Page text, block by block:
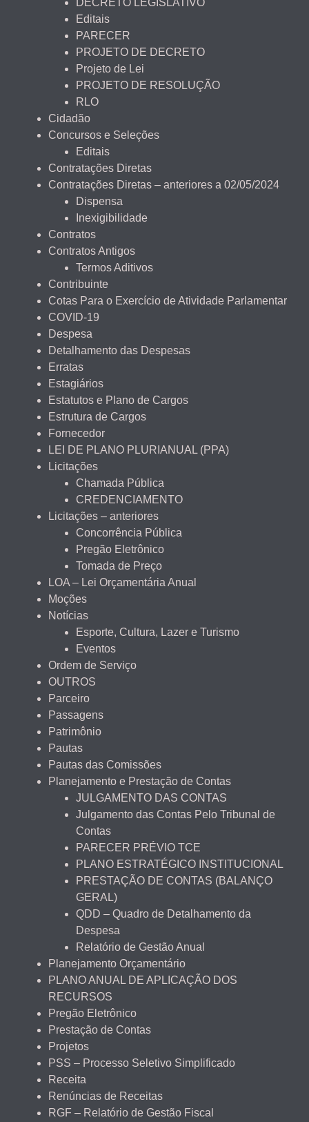
Editais
PARECER
PROJETO DE DECRETO
Projeto de Lei
PROJETO DE RESOLUÇÃO
RLO
Cidadão
Concursos e Seleções
Editais
Contratações Diretas
Contratações Diretas – anteriores a 02/05/2024
Dispensa
Inexigibilidade
Contratos
Contratos Antigos
Termos Aditivos
Contribuinte
Cotas Para o Exercício de Atividade Parlamentar
COVID-19
Despesa
Detalhamento das Despesas
Erratas
Estagiários
Estatutos e Plano de Cargos
Estrutura de Cargos
Fornecedor
LEI DE PLANO PLURIANUAL (PPA)
Licitações
Chamada Pública
CREDENCIAMENTO
Licitações – anteriores
Concorrência Pública
Pregão Eletrônico
Tomada de Preço
LOA – Lei Orçamentária Anual
Moções
Notícias
Esporte, Cultura, Lazer e Turismo
Eventos
Ordem de Serviço
OUTROS
Parceiro
Passagens
Patrimônio
Pautas
Pautas das Comissões
Planejamento e Prestação de Contas
JULGAMENTO DAS CONTAS
Julgamento das Contas Pelo Tribunal de
Contas
PARECER PRÉVIO TCE
PLANO ESTRATÉGICO INSTITUCIONAL
PRESTAÇÃO DE CONTAS (BALANÇO
GERAL)
QDD – Quadro de Detalhamento da
Despesa
Relatório de Gestão Anual
Planejamento Orçamentário
PLANO ANUAL DE APLICAÇÃO DOS
RECURSOS
Pregão Eletrônico
Prestação de Contas
Projetos
PSS – Processo Seletivo Simplificado
Receita
Renúncias de Receitas
RGF – Relatório de Gestão Fiscal